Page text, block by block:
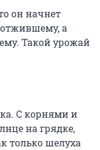
он начнет
а
Такой урожай
С корнями и
на грядке,
только шелуха